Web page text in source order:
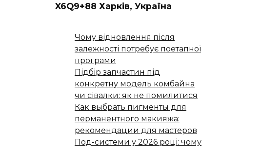
X6Q9+88 Харків, Україна
Чому відновлення після
залежності потребує поетапної
програми
Підбір запчастин під
конкретну модель комбайна
чи сівалки: як не помилитися
Как выбрать пигменты для
перманентного макияжа:
рекомендации для мастеров
Под-системи у 2026 році: чому